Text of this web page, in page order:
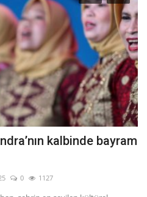
kalbinde bayram
0 1127